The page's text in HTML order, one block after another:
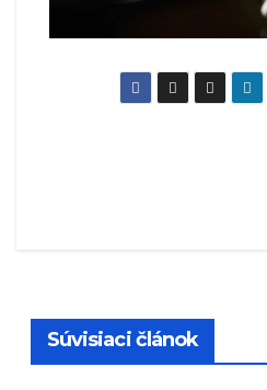
Súvisiaci článok